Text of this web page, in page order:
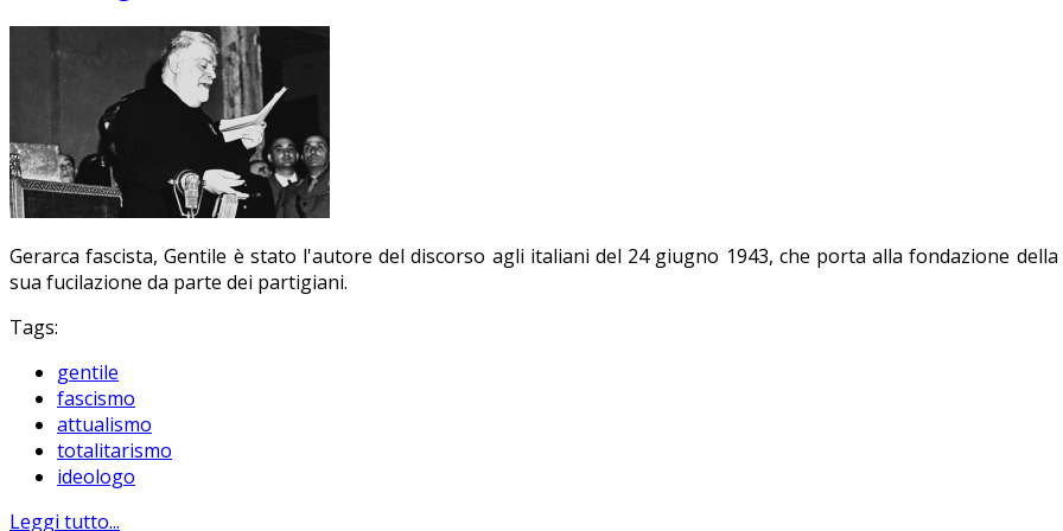
Gerarca fascista, Gentile è stato l'autore del discorso agli italiani del 24 giugno 1943, che porta alla fondazione
sua fucilazione da parte dei partigiani.
Tags:
gentile
fascismo
attualismo
totalitarismo
ideologo
Leggi tutto...